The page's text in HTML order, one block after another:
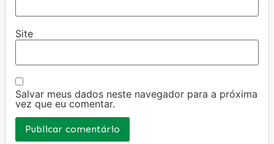
Site
Salvar meus dados neste navegador para a próxima
vez que eu comentar.